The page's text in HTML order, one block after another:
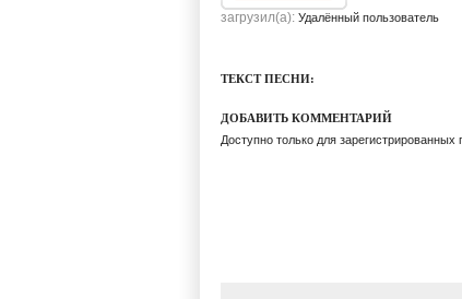
загрузил(а): Удалённый пользователь
ТЕКСТ ПЕСНИ:
ДОБАВИТЬ КОММЕНТАРИЙ
Доступно только для зарегистрированных